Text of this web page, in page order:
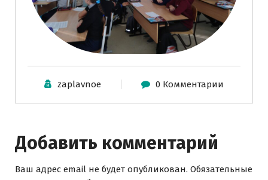
zaplavnoe 0 Комментарии
Добавить комментарий
Ваш адрес email не будет опубликован. Обязательные